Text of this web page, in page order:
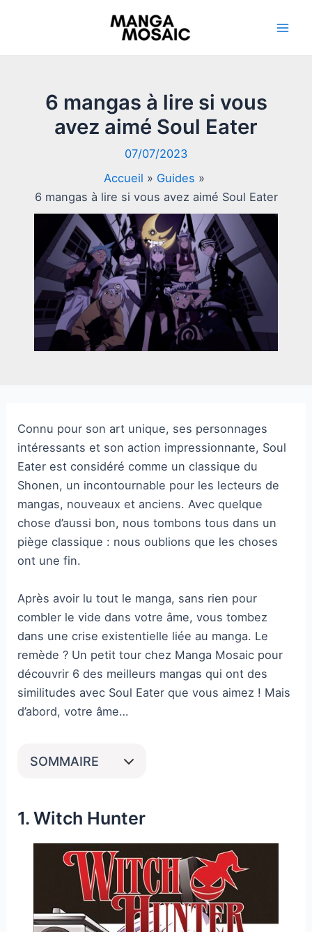
6 mangas à lire si vous
avez aimé Soul Eater
07/07/2023
Accueil
Guides
6 mangas à lire si vous avez aimé Soul Eater
Connu pour son art unique, ses personnages
intéressants et son action impressionnante, Soul
Eater est considéré comme un classique du
Shonen, un incontournable pour les lecteurs de
mangas, nouveaux et anciens. Avec quelque
chose d’aussi bon, nous tombons tous dans un
piège classique : nous oublions que les choses
ont une fin.
Après avoir lu tout le manga, sans rien pour
combler le vide dans votre âme, vous tombez
dans une crise existentielle liée au manga. Le
remède ? Un petit tour chez Manga Mosaic pour
découvrir 6 des meilleurs mangas qui ont des
similitudes avec Soul Eater que vous aimez ! Mais
d’abord, votre âme…
SOMMAIRE
1. Witch Hunter